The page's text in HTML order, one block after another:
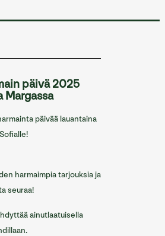
päivä 2025
Margassa
päivää lauantaina
Sofialle!
harmaimpia tarjouksia ja
seuraa!
ainutlaatuisella